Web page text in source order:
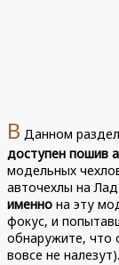
В Данном
доступен пошив
модельных
авточехлы на
именно на эту
фокус, и
обнаружите, что
вовсе не налезут).